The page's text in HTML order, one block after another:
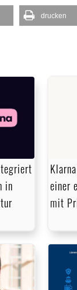
drucken
in
einer
mit